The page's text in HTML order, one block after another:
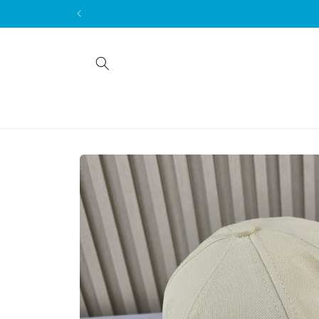
Skip to
product
information